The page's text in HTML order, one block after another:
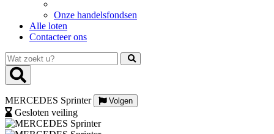
Onze handelsfondsen
Alle loten
Contacteer ons
Wat
zoekt
u?
MERCEDES Sprinter Volgen
Gesloten veiling